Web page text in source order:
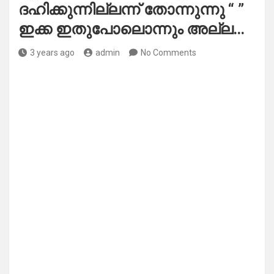
ദഹിക്കുന്നില്ലന്ന് തോന്നുന്നു “ ”
ഇക്ക ഇതുപോലൊന്നും അല്ല…
3 years ago admin No Comments